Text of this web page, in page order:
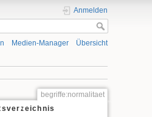
Anmelden
Medien-Manager Übersicht
begriffe:normalitaet